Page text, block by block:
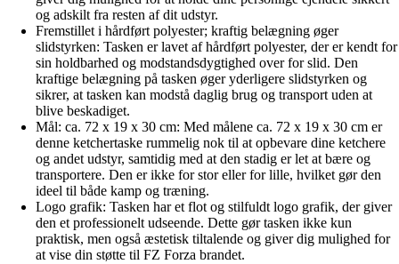
og adskilt fra resten af dit udstyr.
Fremstillet i hårdført polyester; kraftig belægning øger
slidstyrken: Tasken er lavet af hårdført polyester, der er kendt for
sin holdbarhed og modstandsdygtighed over for slid. Den
kraftige belægning på tasken øger yderligere slidstyrken og
sikrer, at tasken kan modstå daglig brug og transport uden at
blive beskadiget.
Mål: ca. 72 x 19 x 30 cm: Med målene ca. 72 x 19 x 30 cm er
denne ketchertaske rummelig nok til at opbevare dine ketchere
og andet udstyr, samtidig med at den stadig er let at bære og
transportere. Den er ikke for stor eller for lille, hvilket gør den
ideel til både kamp og træning.
Logo grafik: Tasken har et flot og stilfuldt logo grafik, der giver
den et professionelt udseende. Dette gør tasken ikke kun
praktisk, men også æstetisk tiltalende og giver dig mulighed for
at vise din støtte til FZ Forza brandet.